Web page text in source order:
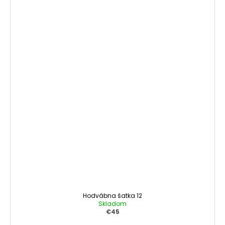
Hodvábna šatka 12
Skladom
€45